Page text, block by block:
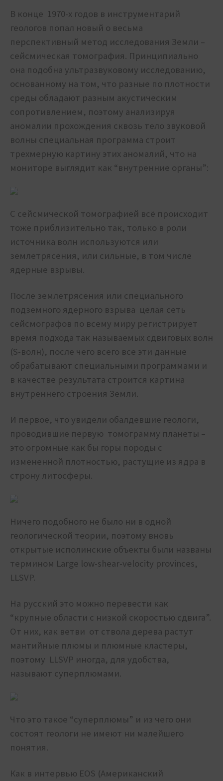
В конце 1970-х годов в инструментарий
геологов попал новый о весьма
перспективный метод исследования Земли –
сейсмическая томография. Принципиально
она подобна ультразвуковому исследованию,
основанному на том, что разные по плотности
среды обладают разным акустическим
сопротивлением, поэтому анализируя
аномалии прохождения сквозь тело звуковой
волны специальная программа строит
трехмерную картину этих аномалий, что на
мониторе выглядит как “внутренние органы”:
С сейсмической томографией всё происходит
тоже приблизительно так, только в роли
источника волн используются или
землетрясения, или сильные, в том числе
ядерные взрывы.
После землетрясения или специального
подземного ядерного взрыва целая сеть
сейсмографов по всему миру регистрирует
время подхода так называемых сдвиговых волн
(S-волн), после чего всего все эти данные
обрабатывают специальными программами и
в качестве результата строится картина
внутреннего строения Земли.
И первое, что увидели обалдевшие геологи,
проводившие первую томограмму планеты –
это огромные как бы горы породы с
измененной плотностью, растущие из ядра в
строну литосферы.
Ничего подобного не было ни в одной
геологической теории, поэтому вновь
открытые исполинские объекты были названы
термином Large low-shear-velocity provinces,
LLSVP.
На русский это можно перевести как
“крупные области с низкой скоростью сдвига”.
От них, как ветви от ствола дерева растут
мантийные плюмы и плюмные кластеры,
поэтому LLSVP иногда, для удобства,
называют суперплюмами.
Что это такое “суперплюмы” и из чего они
состоят геологи не имеют ни малейшего
понятия.
Как в интервью EOS (Американский